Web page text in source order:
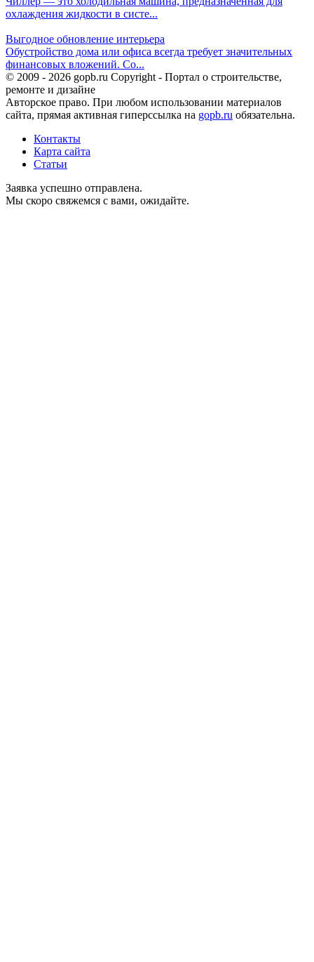
охлаждения жидкости в систе...
Выгодное обновление интерьера
Обустройство дома или офиса всегда требует значительных
финансовых вложений. Со...
© 2009 - 2026 gopb.ru Copyright - Портал о строительстве,
ремонте и дизайне
Авторское право. При любом использовании материалов
сайта, прямая активная гиперссылка на gopb.ru обязательна.
Контакты
Карта сайта
Статьи
Заявка успешно отправлена.
Мы скоро свяжемся с вами, ожидайте.